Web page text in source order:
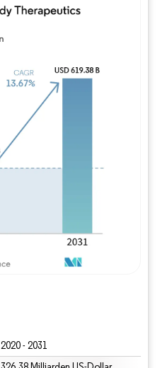
2020 - 2031
Bild © Mordor Intelligence.